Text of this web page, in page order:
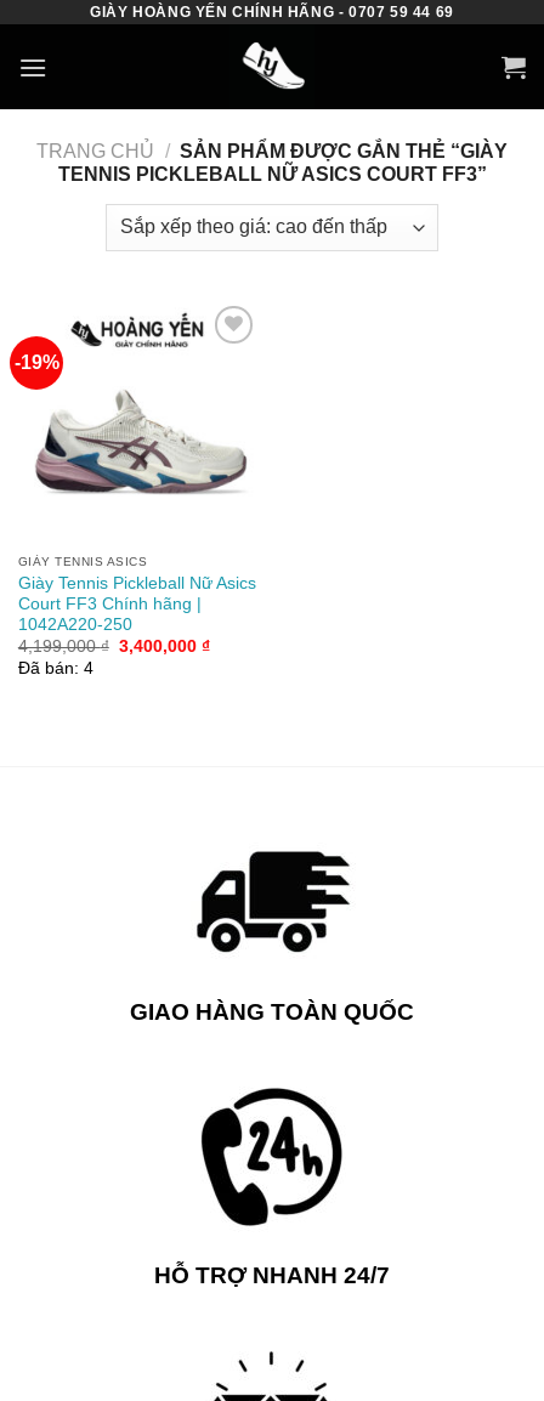
content
GIÀY HOÀNG YẾN CHÍNH HÃNG - 0707 59 44 69
TRANG CHỦ / SẢN PHẨM ĐƯỢC GẮN THẺ “GIÀY
TENNIS PICKLEBALL NỮ ASICS COURT FF3”
-19%
GIÀY TENNIS ASICS
Giày Tennis Pickleball Nữ Asics
Court FF3 Chính hãng |
1042A220-250
4,199,000₫ Giá
3,400,000 ₫Giá
Đã bán: 4
GIAO HÀNG TOÀN QUỐC
HỖ TRỢ NHANH 24/7